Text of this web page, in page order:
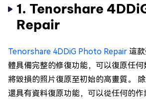
1. Tenorshare
Repair
Tenorshare 4DDiG Photo Repair 這
體具備完整的修復功能，可以復原任何
將毀損的照片復原至初始的高畫質。
還具有資料復原功能，可以從任何的作